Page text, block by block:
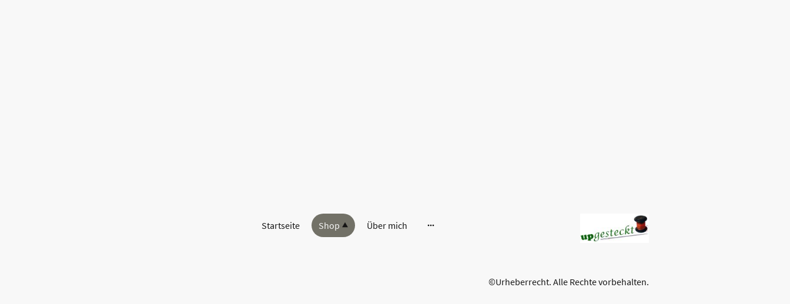
Startseite Shop Über mich
©Urheberrecht. Alle Rechte vorbehalten.